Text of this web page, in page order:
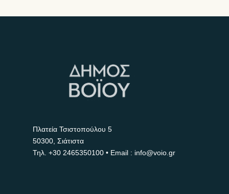
Πλατεία Τσιστοπούλου 5
50300, Σιάτιστα
Τηλ. +30 2465350100 • Email : info@voio.gr